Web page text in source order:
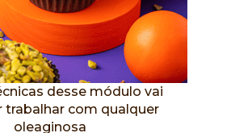
desse módulo vai
trabalhar com qualquer
oleaginosa